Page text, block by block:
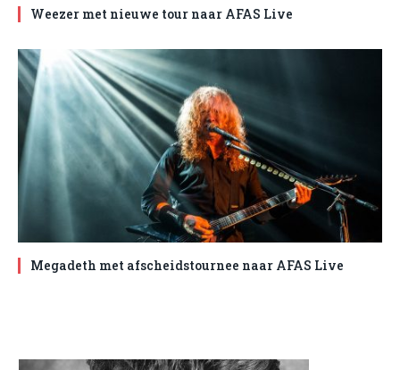
Weezer met nieuwe tour naar AFAS Live
Megadeth met afscheidstournee naar AFAS Live